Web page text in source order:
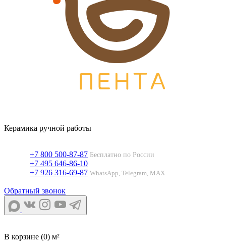
Керамика ручной работы
+7 800 500-87-87 Бесплатно по России
+7 495 646-86-10
+7 926 316-69-87 WhatsApp, Telegram, MAX
Обратный звонок
В корзине (0) м²